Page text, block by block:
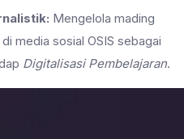
Mengelola mading
media sosial OSIS sebagai
Digitalisasi Pembelajaran.